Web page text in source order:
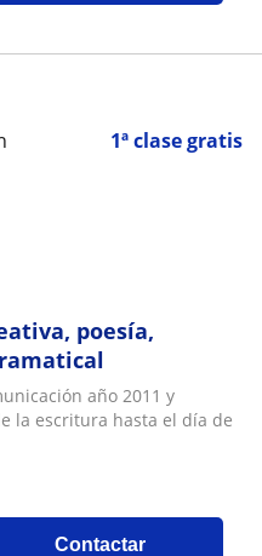
1ª clase gratis
poesía,
año 2011 y
la escritura hasta el día de
Contactar